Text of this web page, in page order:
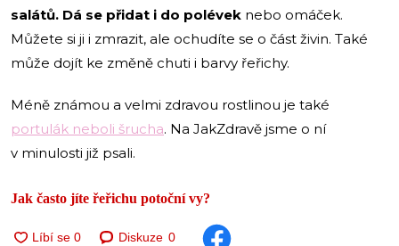
salátů. Dá se přidat i do polévek nebo omáček.
Můžete si ji i zmrazit, ale ochudíte se o část živin. Také
může dojít ke změně chuti i barvy řeřichy.
Méně známou a velmi zdravou rostlinou je také
portulák neboli šrucha. Na JakZdravě jsme o ní
v minulosti již psali.
Jak často jíte řeřichu potoční vy?
Diskuze 0